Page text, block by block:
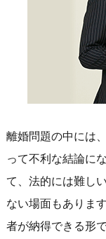
離婚問題の中には
って不利な結論に
て、法的には難し
ない場面もありま
者が納得できる形